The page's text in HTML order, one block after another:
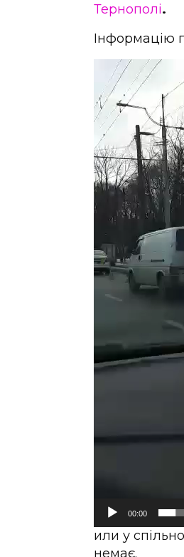
Тернополі.
Інформацію
Відеопрогравач
00:00
или у
немає.